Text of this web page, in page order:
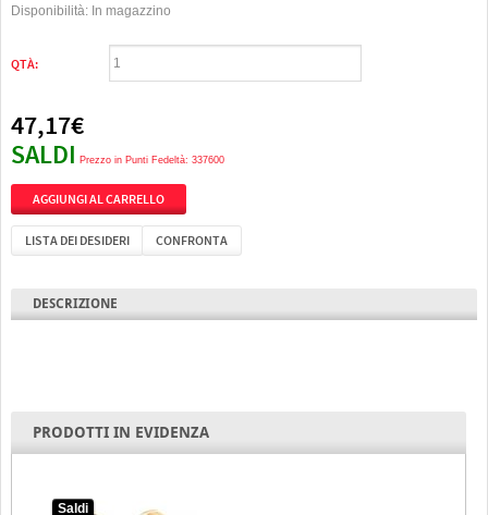
Disponibilità: In magazzino
QTÀ:
47,17€
SALDI Prezzo in Punti Fedeltà: 337600
LISTA DEI DESIDERI CONFRONTA
DESCRIZIONE
PRODOTTI IN EVIDENZA
Saldi